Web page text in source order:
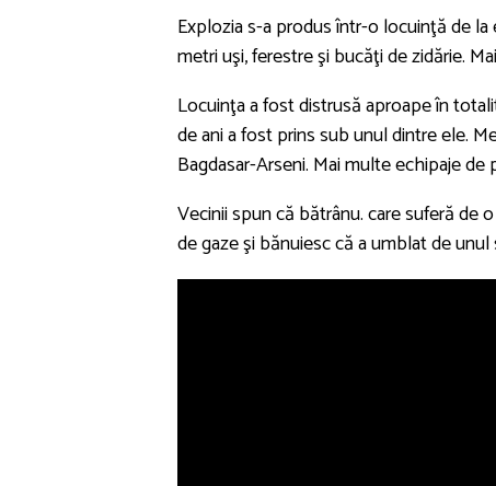
Explozia s-a produs într-o locuinţă de
metri uşi, ferestre şi bucăţi de zidărie.
Locuinţa a fost distrusă aproape în
de ani a fost prins sub unul dintre ele.
Bagdasar-Arseni. Mai multe echipaje
Vecinii spun că bătrânu. care suferă de
de gaze şi bănuiesc că a umblat de